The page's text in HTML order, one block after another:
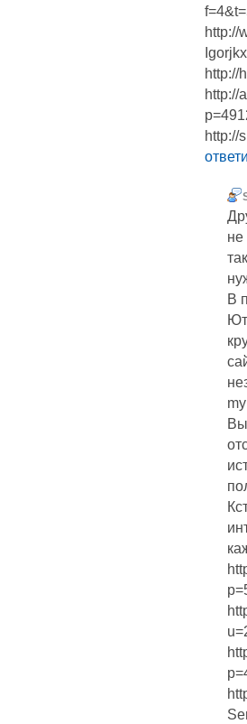
http://
Igorjkx
http://
http://
http://
В